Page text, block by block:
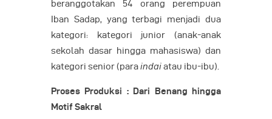
beranggotakan 54 orang perempuan
Iban Sadap, yang terbagi menjadi dua
kategori: kategori junior (anak-anak
sekolah dasar hingga mahasiswa) dan
kategori senior (paraindaiatau ibu-ibu).
Proses Produksi : Dari Benang hingga
Motif Sakral